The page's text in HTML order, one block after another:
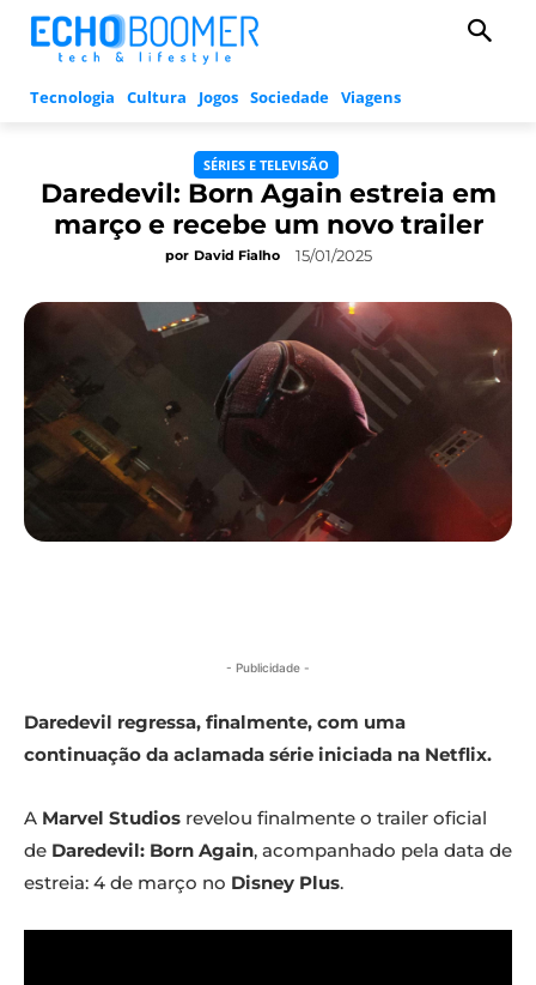
Tecnologia Cultura Jogos Sociedade Viagens
SÉRIES E TELEVISÃO
Daredevil: Born Again estreia em
março e recebe um novo trailer
por David Fialho 15/01/2025
- Publicidade -
Daredevil regressa, finalmente, com uma
continuação da aclamada série iniciada na Netflix.
A Marvel Studios revelou finalmente o trailer oficial
de Daredevil: Born Again, acompanhado pela data de
estreia: 4 de março no Disney Plus.